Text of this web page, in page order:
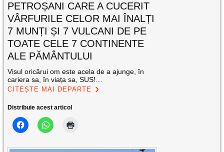
PETROȘANI CARE A CUCERIT
VÂRFURILE CELOR MAI ÎNALȚI
7 MUNȚI ȘI 7 VULCANI DE PE
TOATE CELE 7 CONTINENTE
ALE PĂMÂNTULUI
Visul oricărui om este acela de a ajunge, în
cariera sa, în viața sa, SUS!…
CITEȘTE MAI DEPARTE
Distribuie acest articol